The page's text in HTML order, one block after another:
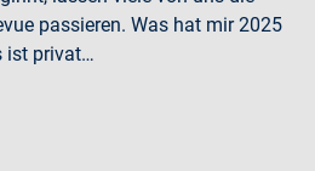
passieren. Was hat mir 2025
ist privat…